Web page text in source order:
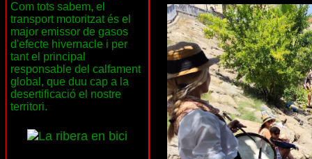
Com tots sabem, el
transport motoritzat és el
major emissor de gasos
d'efecte hivernacle i per
tant el principal
responsable del calfament
global, que duu cap a la
desertificació el nostre
territori.